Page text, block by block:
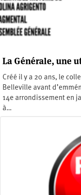
La Générale, une
Créé il y a 20 ans, le
Belleville avant
14e arrondissement en
à…